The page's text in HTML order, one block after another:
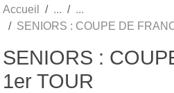
Accueil
SENIORS : COUPE DE
SENIORS :
1er TOUR